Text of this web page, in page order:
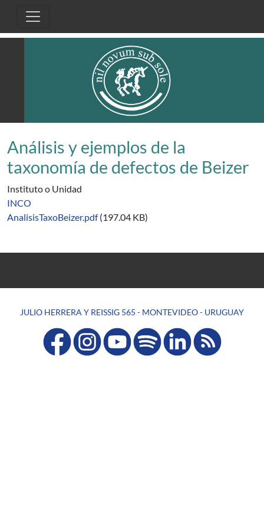
Análisis y ejemplos de la
taxonomía de defectos de Beizer
Instituto o Unidad
INCO
AnalisisTaxoBeizer.pdf (197.04 KB)
JULIO HERRERA Y REISSIG 565 - MONTEVIDEO - URUGUAY